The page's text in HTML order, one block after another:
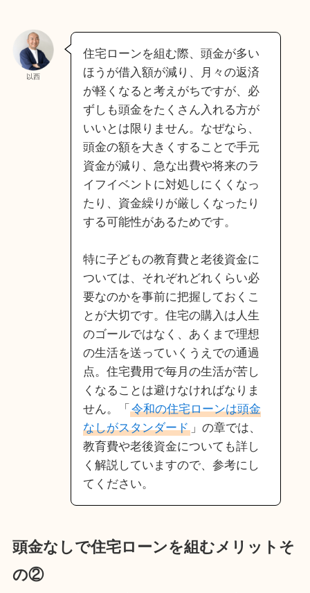
以西
住宅ローンを組む際、頭金が多い
ほうが借入額が減り、月々の返済
が軽くなると考えがちですが、必
ずしも頭金をたくさん入れる方が
いいとは限りません。なぜなら、
頭金の額を大きくすることで手元
資金が減り、急な出費や将来のラ
イフイベントに対処しにくくなっ
たり、資金繰りが厳しくなったり
する可能性があるためです。
特に子どもの教育費と老後資金に
ついては、それぞれどれくらい必
要なのかを事前に把握しておくこ
とが大切です。住宅の購入は人生
のゴールではなく、あくまで理想
の生活を送っていくうえでの通過
点。住宅費用で毎月の生活が苦し
くなることは避けなければなりま
せん。「 令和の住宅ローンは頭金
なしがスタンダード」の章では、
教育費や老後資金についても詳し
く解説していますので、参考にし
てください。
頭金なしで住宅ローンを組むメリットそ
の②